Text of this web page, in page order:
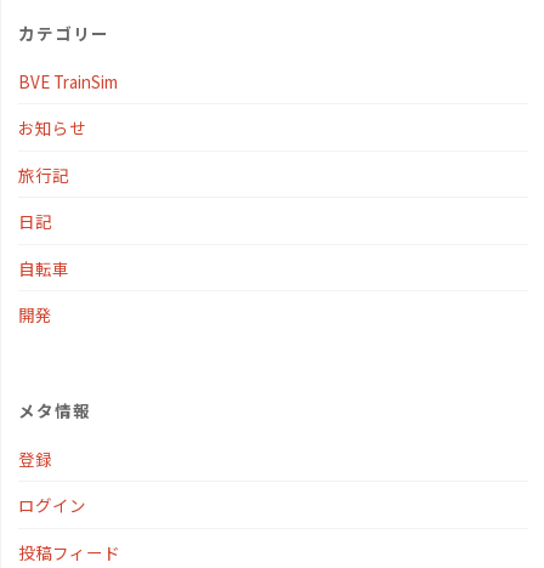
カテゴリー
BVE TrainSim
お知らせ
旅行記
日記
自転車
開発
メタ情報
登録
ログイン
投稿フィード